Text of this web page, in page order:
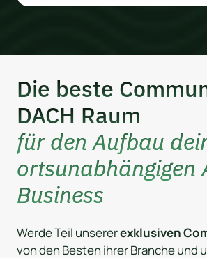
Die beste
DACH Raum
für den Aufbau
ortsunabhängigen
Business
Werde Teil unserer exklusiven